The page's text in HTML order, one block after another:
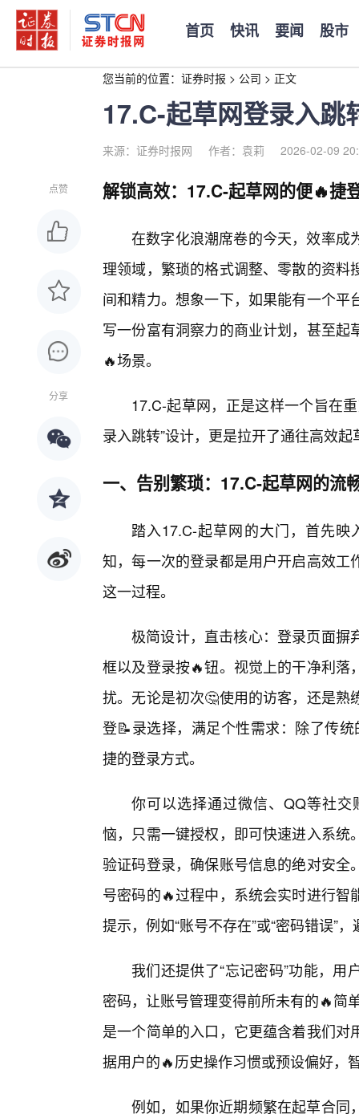
首页 快讯 要闻 股市
您当前的位置： 证券时报 > 公司 > 正文
17.C-起草网登录入跳
来源：证券时报网 作者：袁莉 2026-02-09
点赞
分享
解锁高效：17.C-起草网的便🔥捷
在数字化浪潮席卷的今天，效率成
理领域，繁琐的格式调整、零散的资
间和精力。想象一下，如果能有一个
写一份富有洞察力的商业计划，甚至
🔥场景。
17.C-起草网，正是这样一个旨在
录入跳转”设计，更是拉开了通往高效
一、告别繁琐：17.C-起草网的流
踏入17.C-起草网的大门，首先
知，每一次的登录都是用户开启高效
这一过程。
极简设计，直击核心：登录页面摒
框以及登录按🔥钮。视觉上的干净利
扰。无论是初次🤔使用的访客，还是
登📝录选择，满足个性需求：除了传
捷的登录方式。
你可以选择通过微信、QQ等社
恼，只需一键授权，即可快速进入系
验证码登录，确保账号信息的绝对安
号密码的🔥过程中，系统会实时进行
提示，例如“账号不存在”或“密码错误”
我们还提供了“忘记密码”功能，
密码，让账号管理变得前所未有的🔥简
是一个简单的入口，它更蕴含着我们
据用户的🔥历史操作习惯或预设偏好，
例如，如果你近期频繁在起草合同